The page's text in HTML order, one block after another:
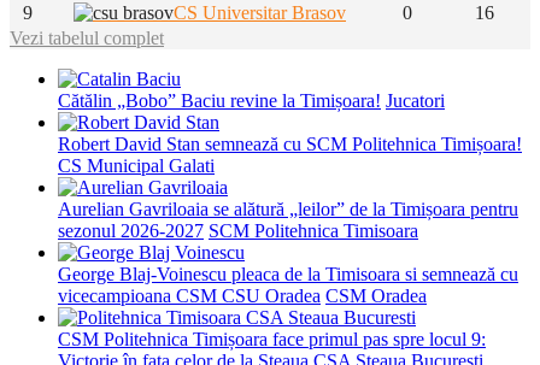
9
CS Universitar Brasov 0
16
Vezi tabelul complet
Cătălin „Bobo” Baciu revine la Timișoara! Jucatori
Robert David Stan semnează cu SCM Politehnica Timișoara!
CS Municipal Galati
Aurelian Gavriloaia se alătură „leilor” de la Timișoara pentru
sezonul 2026-2027 SCM Politehnica Timisoara
George Blaj-Voinescu pleaca de la Timisoara si semnează cu
vicecampioana CSM CSU Oradea CSM Oradea
CSM Politehnica Timișoara face primul pas spre locul 9:
Victorie în fața celor de la Steaua CSA Steaua Bucuresti